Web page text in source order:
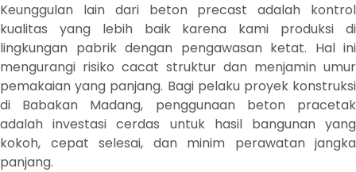
Keunggulan lain dari beton precast adalah kontrol
kualitas yang lebih baik karena kami produksi di
lingkungan pabrik dengan pengawasan ketat. Hal ini
mengurangi risiko cacat struktur dan menjamin umur
pemakaian yang panjang. Bagi pelaku proyek konstruksi
di Babakan Madang, penggunaan beton pracetak
adalah investasi cerdas untuk hasil bangunan yang
kokoh, cepat selesai, dan minim perawatan jangka
panjang.